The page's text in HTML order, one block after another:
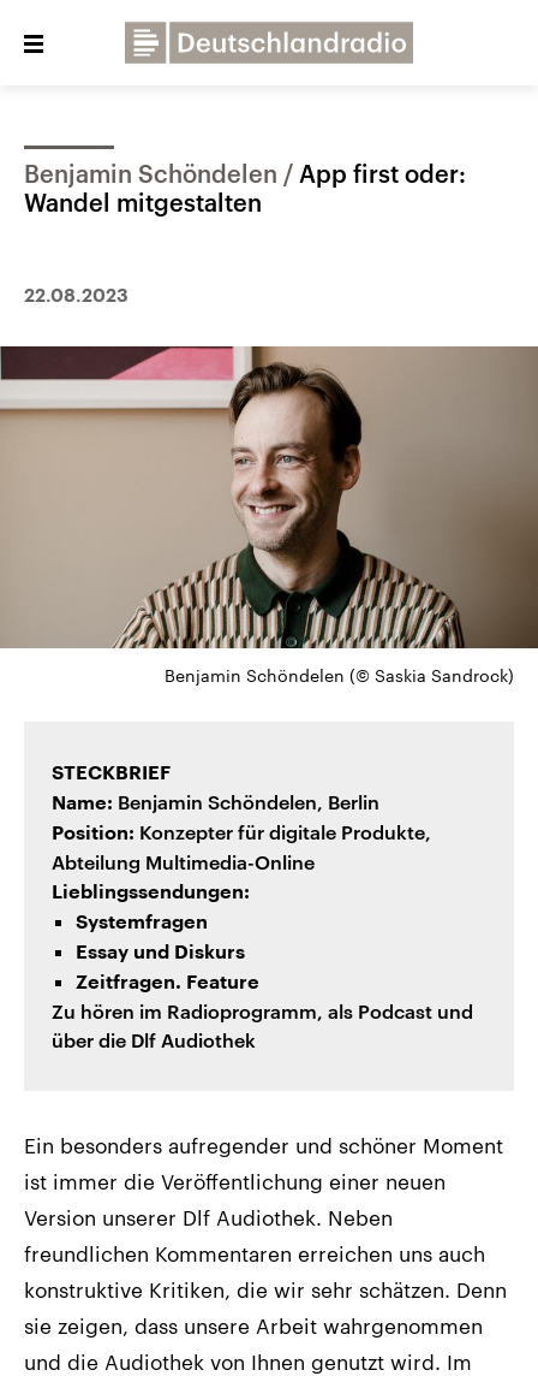
Close
Deutschlandfunk
Deutschlandfunk Nova
Über uns Programme Presse
Dialog und Kontakt
Benjamin Schöndelen
App first oder:
Wandel mitgestalten
22.08.2023
Benjamin Schöndelen (© Saskia Sandrock)
STECKBRIEF
Name: Benjamin Schöndelen, Berlin
Position: Konzepter für digitale Produkte,
Abteilung Multimedia-Online
Lieblingssendungen:
Systemfragen
Essay und Diskurs
Zeitfragen. Feature
Zu hören im Radioprogramm, als Podcast und
über die Dlf Audiothek
Ein besonders aufregender und schöner Moment
ist immer die Veröffentlichung einer neuen
Version unserer Dlf Audiothek. Neben
freundlichen Kommentaren erreichen uns auch
konstruktive Kritiken, die wir sehr schätzen. Denn
sie zeigen, dass unsere Arbeit wahrgenommen
und die Audiothek von Ihnen genutzt wird. Im